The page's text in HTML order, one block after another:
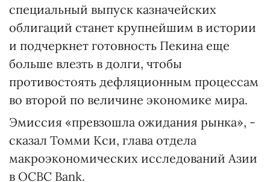
специальный выпуск казначейских
облигаций станет крупнейшим в истории
и подчеркнет готовность Пекина еще
больше влезть в долги, чтобы
противостоять дефляционным процессам
во второй по величине экономике мира.
Эмиссия «превзошла ожидания рынка», -
сказал Томми Кси, глава отдела
макроэкономических исследований Азии
в OCBC Bank.